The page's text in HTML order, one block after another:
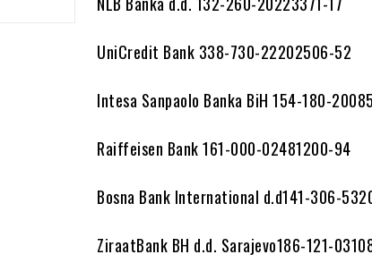
UniCredit Bank 338-730-22202506-52
Intesa Sanpaolo Banka BiH 154-180-
Raiffeisen Bank 161-000-02481200-94
Bosna Bank International d.d141-306-
ZiraatBank BH d.d. Sarajevo186-121-